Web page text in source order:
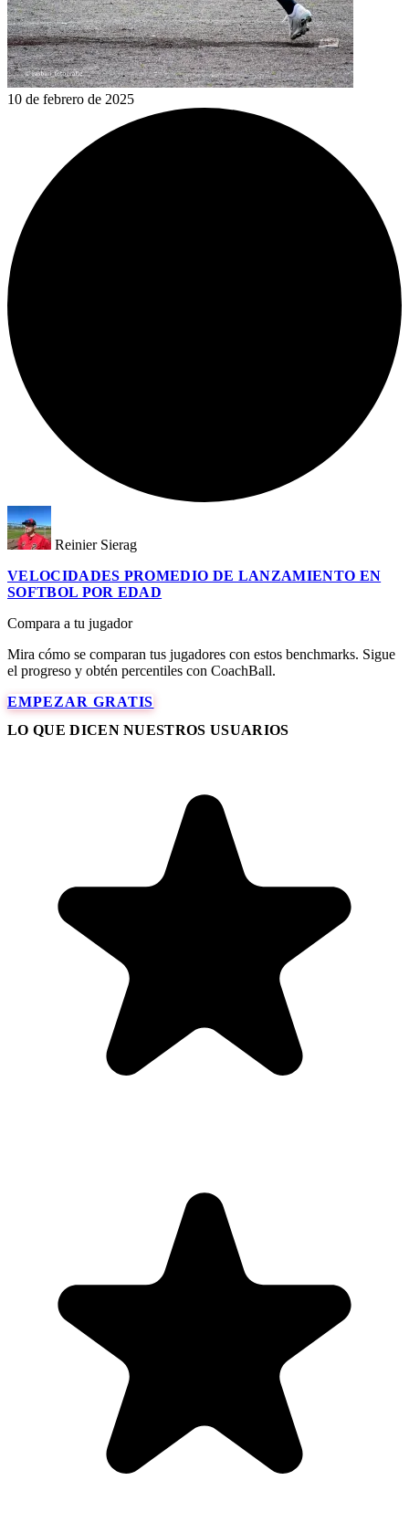
10 de febrero de 2025
Reinier Sierag
VELOCIDADES PROMEDIO DE LANZAMIENTO EN
SOFTBOL POR EDAD
Compara a tu jugador
Mira cómo se comparan tus jugadores con estos benchmarks. Sigue
el progreso y obtén percentiles con CoachBall.
EMPEZAR GRATIS
LO QUE DICEN NUESTROS USUARIOS